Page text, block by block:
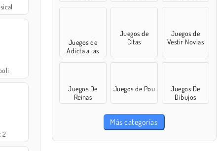
2
Juegos de
Adicta a las
compras
Juegos de
Citas
Juegos de
Vestir Novias
Juegos De
Reinas
Juegos de Pou
Juegos De
Dibujos
Más categorías